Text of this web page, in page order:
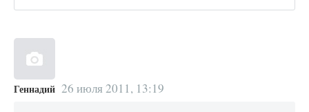
Геннадий 26 июля 2011, 13:19